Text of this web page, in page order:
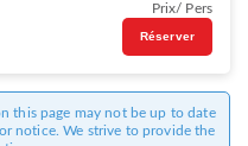
Prix/ Pers
Réserver
this page may not be up to date
notice. We strive to provide the